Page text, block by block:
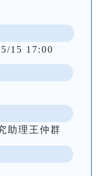
15 17:00
助理王仲群